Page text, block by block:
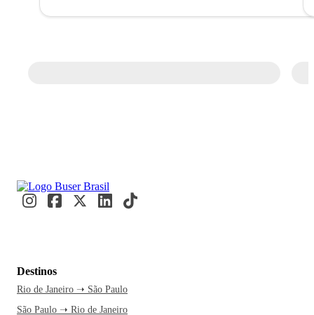
Destinos
Rio de Janeiro ➝ São Paulo
São Paulo ➝ Rio de Janeiro